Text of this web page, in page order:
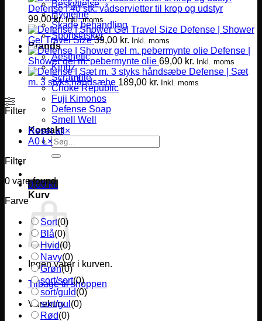
Beskyttelse
Hygiejne
Skade behandling
Sportstasker
Brands
Aesthetic
Kingz
Scramble
Choke Republic
Fuji Kimonos
Defense Soap
Smell Well
Kontakt
Søg
efter:
0,00 kr.
Kurv
Ingen varer i kurven.
Tilbage til shoppen
Varekurv
Defense | 40 stk. vådservietter til krop og udstyr
99,00kr. Inkl. moms
Defense | Shower
Gel Travel Size 39,00 kr. Inkl. moms
Defense |
Shower gel m. pebermynte olie 69,00 kr. Inkl. moms
Defense | Sæt
m. 3 styks håndsæbe 189,00 kr. Inkl. moms
Filter
Reset all ×
A0 L×
Filter
0 vare found
Farve
Sort(0)
Blå(0)
Hvid(0)
Navy(0)
Grøn(0)
sort/sort(0)
sort/guld(0)
sort/gul (0)
Rød(0)